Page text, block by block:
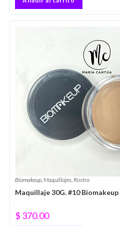
Biomakeup,Maquillajes, Rostro
Maquillaje 30G. #10 Biomakeup
$ 370.00